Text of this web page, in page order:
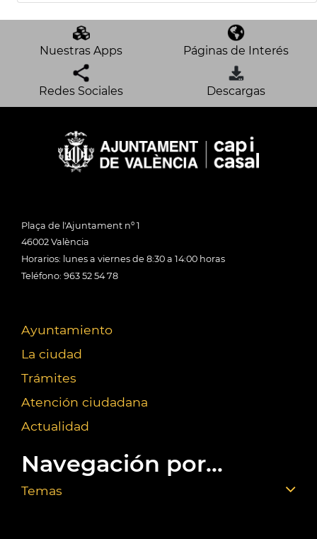
Nuestras Apps Páginas de Interés
Redes Sociales Descargas
Plaça de l'Ajuntament nº 1
46002 València
Horarios: lunes a viernes de 8:30 a 14:00 horas
Teléfono: 963 52 54 78
Ayuntamiento
La ciudad
Trámites
Atención ciudadana
Actualidad
Navegación por...
Temas